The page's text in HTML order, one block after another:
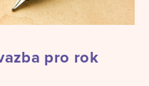
pro rok